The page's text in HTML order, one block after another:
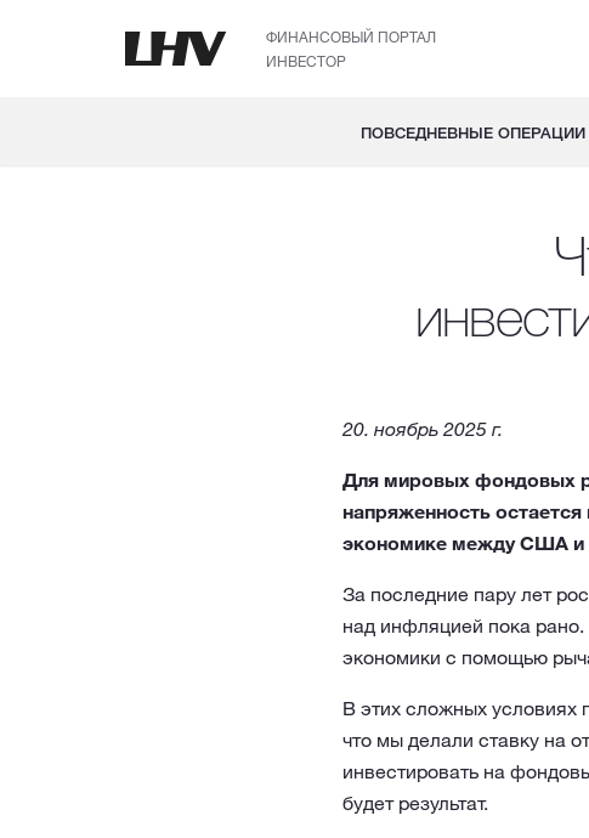
ФИНАНСОВЫЙ ПОРТАЛ
ИНВЕСТОР
ПОВСЕДНЕВНЫЕ ОПЕРАЦИИ
20. ноябрь 2025 г.
Для мировых фондовых
напряженность
экономике между США и
За последние пару лет
над инфляцией пока
экономики с помощью
В этих сложных условиях
что мы делали ставку на
инвестировать на
будет результат.